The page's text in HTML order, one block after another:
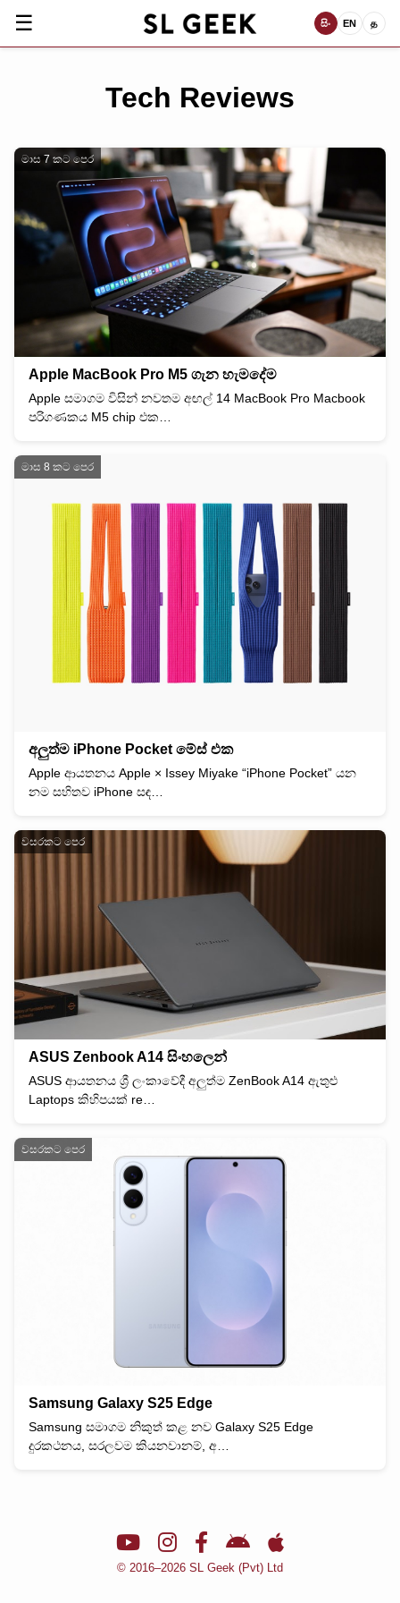
☰ සිං EN த
Tech Reviews
මාස 7 කට පෙර
Apple MacBook Pro M5 ගැන හැමදේම
Apple සමාගම විසින් නවතම අඟල් 14 MacBook Pro Macbook
පරිගණකය M5 chip එක…
මාස 8 කට පෙර
අලුත්ම iPhone Pocket මේස් එක
Apple ආයතනය Apple × Issey Miyake “iPhone Pocket” යන
නම සහිතව iPhone සඳ…
වසරකට පෙර
ASUS Zenbook A14 සිංහලෙන්
ASUS ආයතනය ශ්‍රී ලංකාවේදී අලුත්ම ZenBook A14 ඇතුළු
Laptops කිහිපයක් re…
වසරකට පෙර
Samsung Galaxy S25 Edge
Samsung සමාගම නිකුත් කළ නව Galaxy S25 Edge
දුරකථනය, සරලවම කියනවානම්, අ…
© 2016–2026 SL Geek (Pvt) Ltd